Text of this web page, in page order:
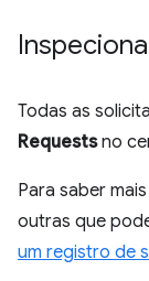
Todas as
Requestsno
Para saber
outras que
um registro de